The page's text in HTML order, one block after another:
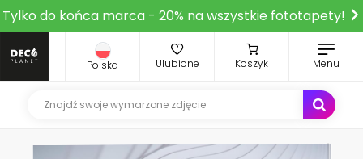
Tylko do końca marca - 20% na wszystkie fototapety!
Polska Ulubione Koszyk Menu